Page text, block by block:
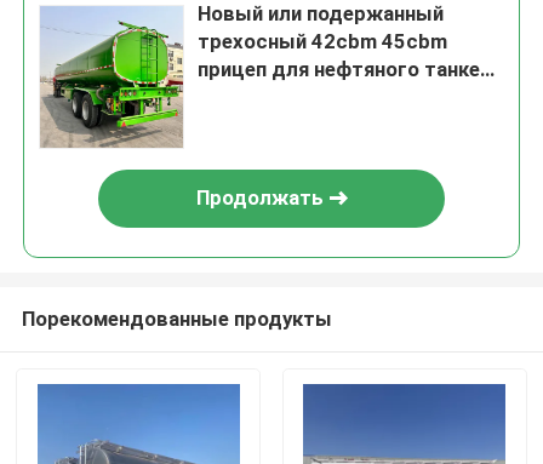
Новый или подержанный
трехосный 42cbm 45cbm
прицеп для нефтяного танкера
Продолжать
Порекомендованные продукты